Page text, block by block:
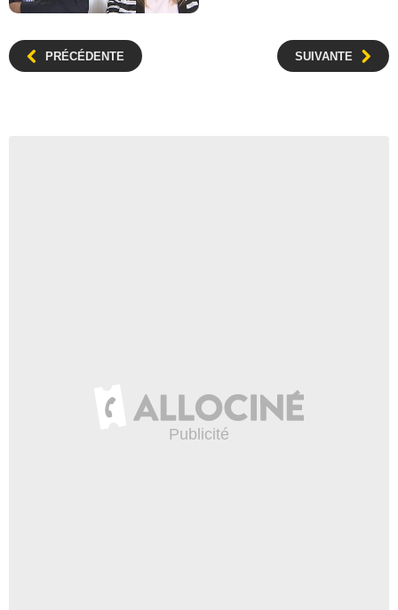
PRÉCÉDENTE SUIVANTE